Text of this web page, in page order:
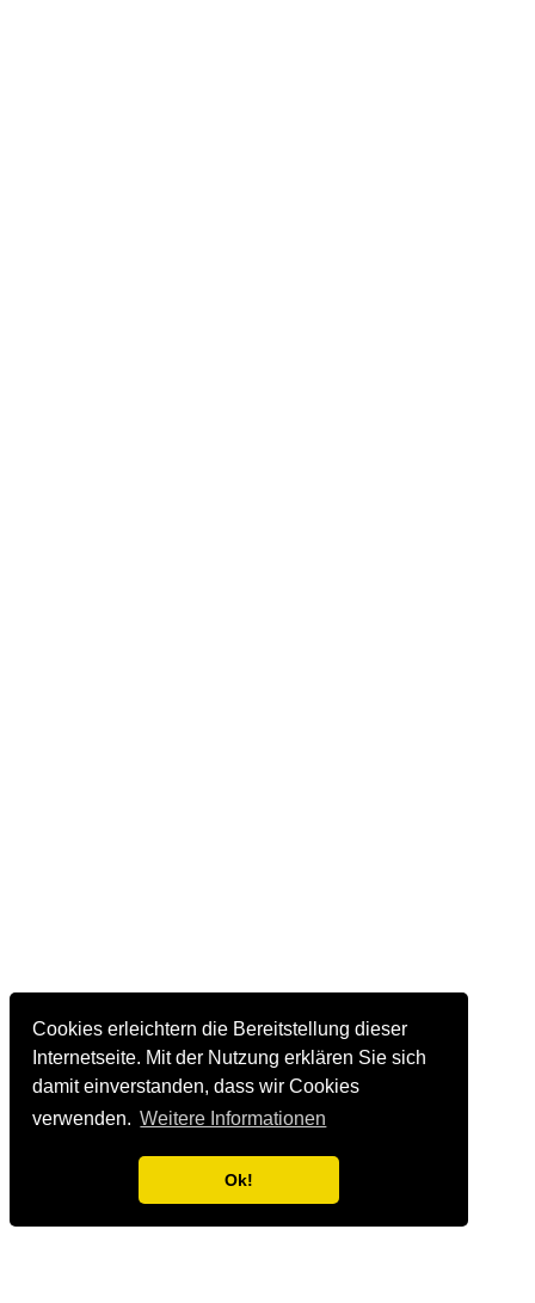
Cookies erleichtern die Bereitstellung dieser
Internetseite. Mit der Nutzung erklären Sie sich
damit einverstanden, dass wir Cookies
verwenden. Weitere Informationen
Ok!